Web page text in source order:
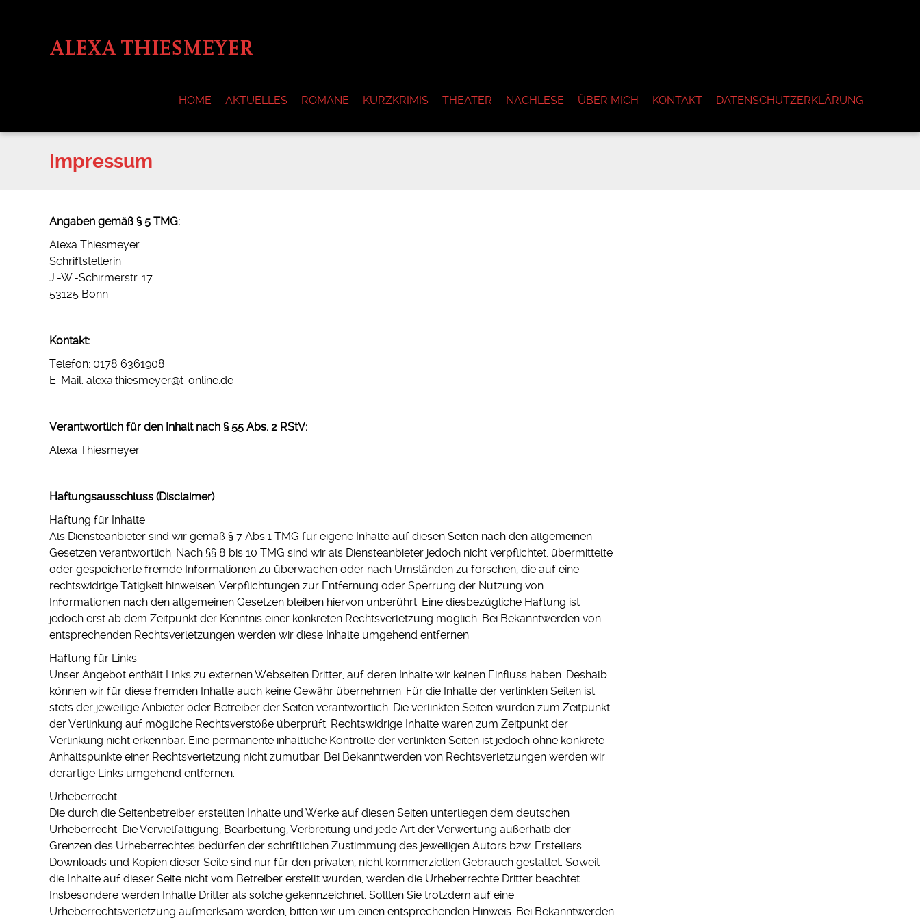
HOME AKTUELLES ROMANE KURZKRIMIS THEATER NACHLESE ÜBER MICH KONTAKT DATENSCHUTZERKLÄRUNG
Impressum
Angaben gemäß § 5 TMG:
Alexa Thiesmeyer
Schriftstellerin
J.-W.-Schirmerstr. 17
53125 Bonn
Kontakt:
Telefon: 0178 6361908
E-Mail: alexa.thiesmeyer@t-online.de
Verantwortlich für den Inhalt nach § 55 Abs. 2 RStV:
Alexa Thiesmeyer
Haftungsausschluss (Disclaimer)
Haftung für Inhalte
Als Diensteanbieter sind wir gemäß § 7 Abs.1 TMG für eigene Inhalte auf diesen Seiten nach den allgemeinen
Gesetzen verantwortlich. Nach §§ 8 bis 10 TMG sind wir als Diensteanbieter jedoch nicht verpflichtet, übermittelte
oder gespeicherte fremde Informationen zu überwachen oder nach Umständen zu forschen, die auf eine
rechtswidrige Tätigkeit hinweisen. Verpflichtungen zur Entfernung oder Sperrung der Nutzung von
Informationen nach den allgemeinen Gesetzen bleiben hiervon unberührt. Eine diesbezügliche Haftung ist
jedoch erst ab dem Zeitpunkt der Kenntnis einer konkreten Rechtsverletzung möglich. Bei Bekanntwerden von
entsprechenden Rechtsverletzungen werden wir diese Inhalte umgehend entfernen.
Haftung für Links
Unser Angebot enthält Links zu externen Webseiten Dritter, auf deren Inhalte wir keinen Einfluss haben. Deshalb
können wir für diese fremden Inhalte auch keine Gewähr übernehmen. Für die Inhalte der verlinkten Seiten ist
stets der jeweilige Anbieter oder Betreiber der Seiten verantwortlich. Die verlinkten Seiten wurden zum Zeitpunkt
der Verlinkung auf mögliche Rechtsverstöße überprüft. Rechtswidrige Inhalte waren zum Zeitpunkt der
Verlinkung nicht erkennbar. Eine permanente inhaltliche Kontrolle der verlinkten Seiten ist jedoch ohne konkrete
Anhaltspunkte einer Rechtsverletzung nicht zumutbar. Bei Bekanntwerden von Rechtsverletzungen werden wir
derartige Links umgehend entfernen.
Urheberrecht
Die durch die Seitenbetreiber erstellten Inhalte und Werke auf diesen Seiten unterliegen dem deutschen
Urheberrecht. Die Vervielfältigung, Bearbeitung, Verbreitung und jede Art der Verwertung außerhalb der
Grenzen des Urheberrechtes bedürfen der schriftlichen Zustimmung des jeweiligen Autors bzw. Erstellers.
Downloads und Kopien dieser Seite sind nur für den privaten, nicht kommerziellen Gebrauch gestattet. Soweit
die Inhalte auf dieser Seite nicht vom Betreiber erstellt wurden, werden die Urheberrechte Dritter beachtet.
Insbesondere werden Inhalte Dritter als solche gekennzeichnet. Sollten Sie trotzdem auf eine
Urheberrechtsverletzung aufmerksam werden, bitten wir um einen entsprechenden Hinweis. Bei Bekanntwerden